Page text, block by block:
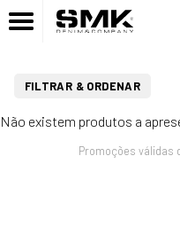
FILTRAR & ORDENAR
Não existem produtos a
Promoções válidas